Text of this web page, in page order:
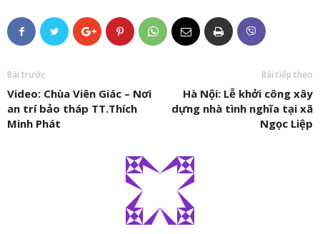
Bài trước
Video: Chùa Viên Giác – Nơi
an trí bảo tháp TT.Thích
Minh Phát
Bài tiếp theo
Hà Nội: Lễ khởi công xây
dựng nhà tình nghĩa tại xã
Ngọc Liệp